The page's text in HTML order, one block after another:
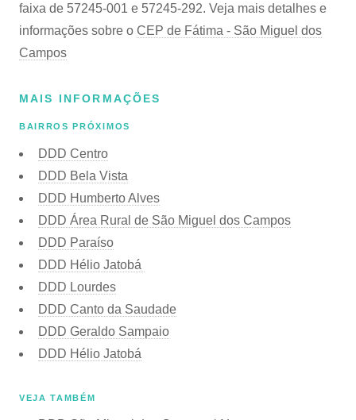
faixa de 57245-001 e 57245-292. Veja mais detalhes e
informações sobre o CEP de Fátima - São Miguel dos
Campos
MAIS INFORMAÇÕES
BAIRROS PRÓXIMOS
DDD Centro
DDD Bela Vista
DDD Humberto Alves
DDD Área Rural de São Miguel dos Campos
DDD Paraíso
DDD Hélio Jatobá
DDD Lourdes
DDD Canto da Saudade
DDD Geraldo Sampaio
DDD Hélio Jatobá
VEJA TAMBÉM